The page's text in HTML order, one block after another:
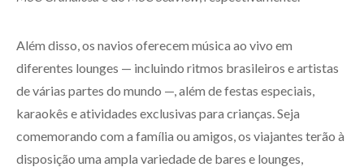
Além disso, os navios oferecem música ao vivo em
diferentes lounges — incluindo ritmos brasileiros e artistas
de várias partes do mundo —, além de festas especiais,
karaokês e atividades exclusivas para crianças. Seja
comemorando com a família ou amigos, os viajantes terão à
disposição uma ampla variedade de bares e lounges,